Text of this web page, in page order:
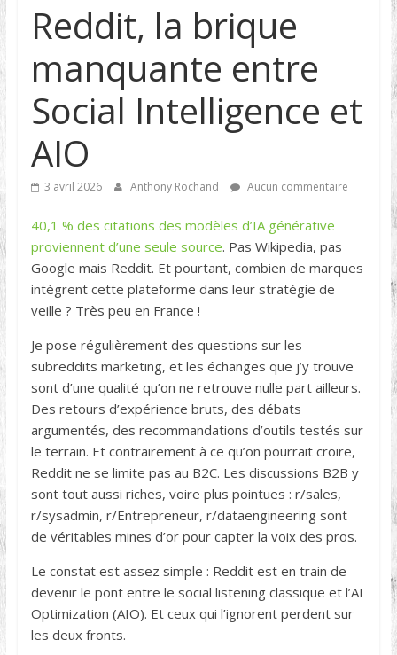
Reddit, la brique
manquante entre
Social Intelligence et
AIO
3 avril 2026 Anthony Rochand Aucun commentaire
40,1 % des citations des modèles d’IA générative
proviennent d’une seule source. Pas Wikipedia, pas
Google mais Reddit. Et pourtant, combien de marques
intègrent cette plateforme dans leur stratégie de
veille ? Très peu en France !
Je pose régulièrement des questions sur les
subreddits marketing, et les échanges que j’y trouve
sont d’une qualité qu’on ne retrouve nulle part ailleurs.
Des retours d’expérience bruts, des débats
argumentés, des recommandations d’outils testés sur
le terrain. Et contrairement à ce qu’on pourrait croire,
Reddit ne se limite pas au B2C. Les discussions B2B y
sont tout aussi riches, voire plus pointues : r/sales,
r/sysadmin, r/Entrepreneur, r/dataengineering sont
de véritables mines d’or pour capter la voix des pros.
Le constat est assez simple : Reddit est en train de
devenir le pont entre le social listening classique et l’AI
Optimization (AIO). Et ceux qui l’ignorent perdent sur
les deux fronts.